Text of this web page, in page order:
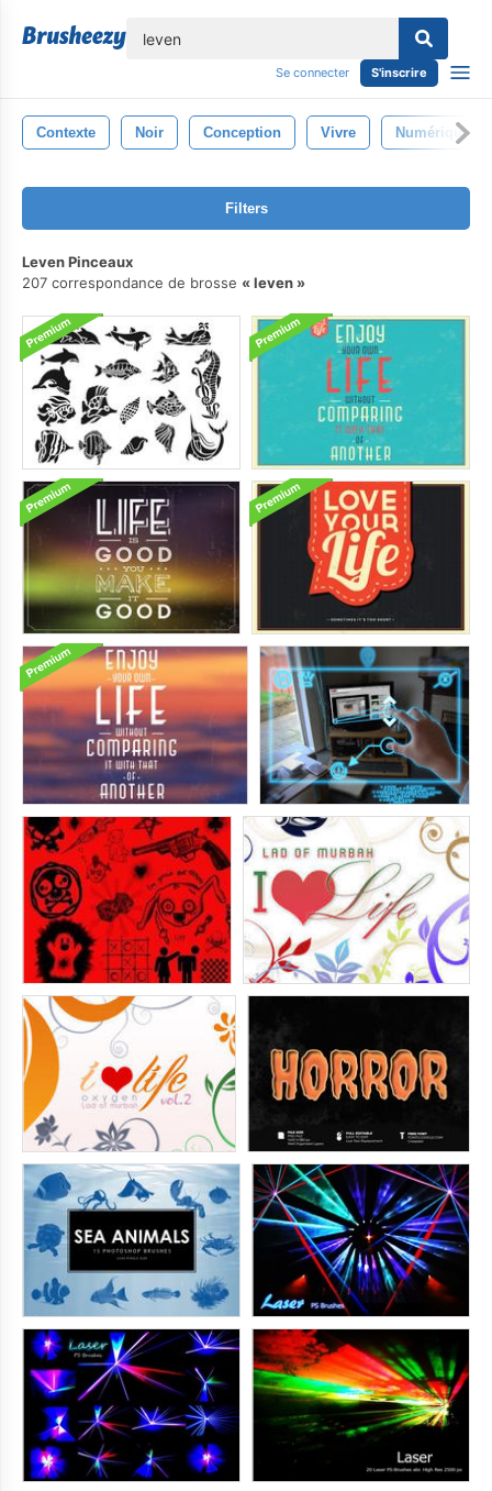
Se connecter S'inscrire
Contexte Noir Conception Vivre Numérique
Filters
Leven Pinceaux
207 correspondance de brosse
leven